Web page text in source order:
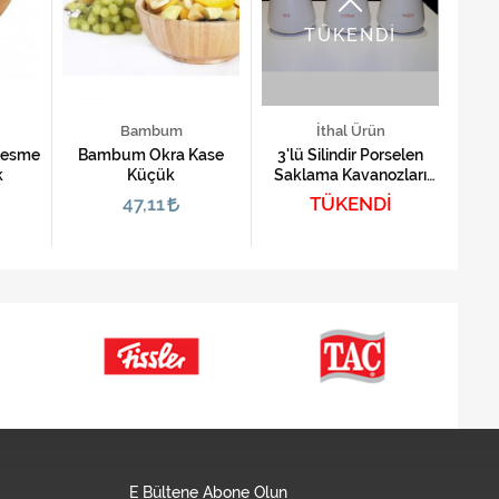
Bambum
Bambum Okra Kase
Küçük
47,11
TÜKENDİ
İthal Ürün
3'lü Silindir Porselen
Saklama Kavanozları
(Beyaz)
TÜKENDİ
E Bültene Abone Olun